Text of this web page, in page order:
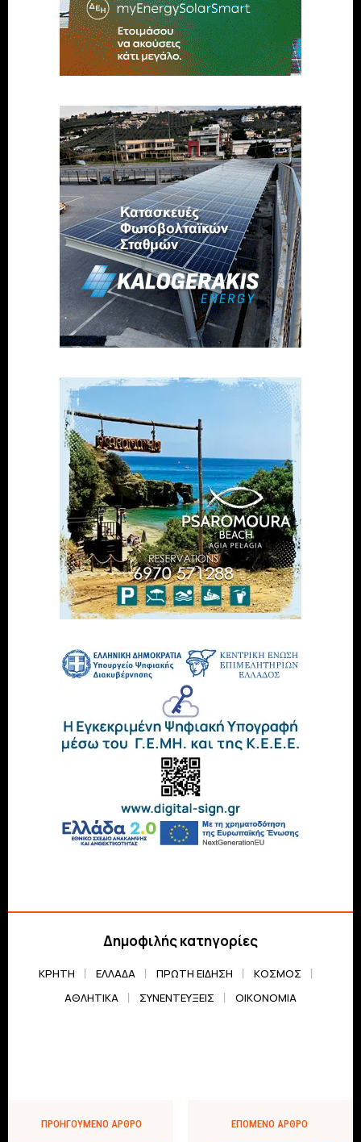
Δημοφιλής κατηγορίες
ΚΡΗΤΗ ΕΛΛΆΔΑ ΠΡΏΤΗ ΕΊΔΗΣΗ
ΚΌΣΜΟΣ
ΑΘΛΗΤΙΚΆ
ΣΥΝΕΝΤΕΎΞΕΙΣ ΟΙΚΟΝΟΜΊΑ
ΠΡΟΗΓΟΎΜΕΝΟ ΆΡΘΡΟ ΕΠΌΜΕΝΟ ΆΡΘΡΟ